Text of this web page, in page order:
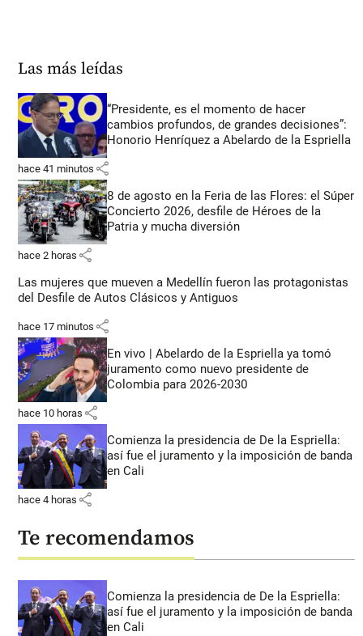
Las más leídas
“Presidente, es el momento de hacer
cambios profundos, de grandes decisiones”:
Honorio Henríquez a Abelardo de la Espriella
hace 41 minutos share
8 de agosto en la Feria de las Flores: el Súper
Concierto 2026, desfile de Héroes de la
Patria y mucha diversión
hace 2 horas share
Las mujeres que mueven a Medellín fueron las protagonistas
del Desfile de Autos Clásicos y Antiguos
hace 17 minutos share
En vivo | Abelardo de la Espriella ya tomó
juramento como nuevo presidente de
Colombia para 2026-2030
hace 10 horas share
Comienza la presidencia de De la Espriella:
así fue el juramento y la imposición de banda
en Cali
hace 4 horas share
Te recomendamos
Comienza la presidencia de De la Espriella:
así fue el juramento y la imposición de banda
en Cali